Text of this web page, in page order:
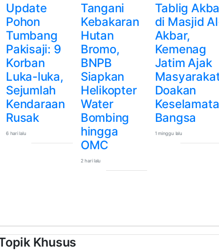
Update
Pohon
Tumbang
Pakisaji: 9
Korban
Luka-luka,
Sejumlah
Kendaraan
Rusak
6 hari lalu
Tangani
Kebakaran
Hutan
Bromo,
BNPB
Siapkan
Helikopter
Water
Bombing
hingga
OMC
2 hari lalu
Tablig
di Masjid
Akbar,
Kemenag
Jatim Ajak
Doakan
Bangsa
1 minggu lalu
Khusus